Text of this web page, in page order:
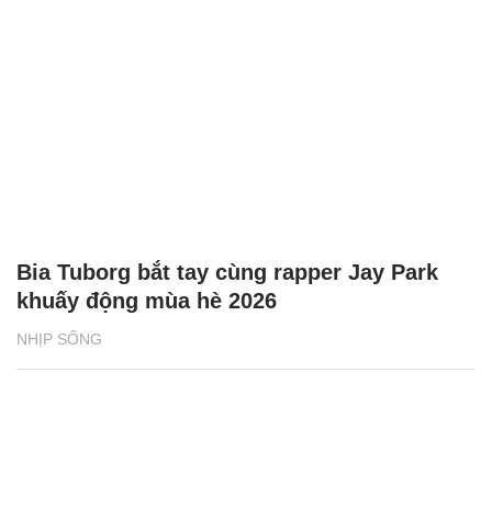
NHỊP SỐNG
Bia Tuborg bắt tay cùng rapper Jay Park
khuấy động mùa hè 2026